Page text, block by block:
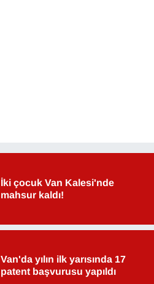
İki çocuk Van Kalesi'nde
mahsur kaldı!
Van'da yılın ilk yarısında 17
patent başvurusu yapıldı